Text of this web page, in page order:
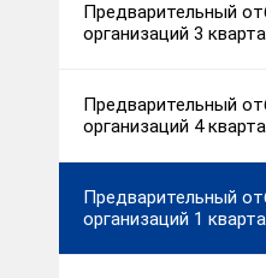
Предварительный
организаций 3
Предварительный
организаций 4
Предварительный
организаций 1